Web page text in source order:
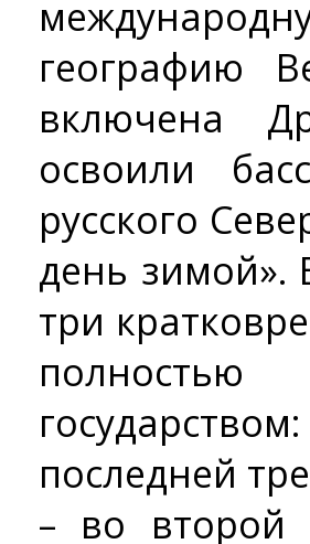
географию
включена
освоили
русского
день зимой».
три
последней
– во второй